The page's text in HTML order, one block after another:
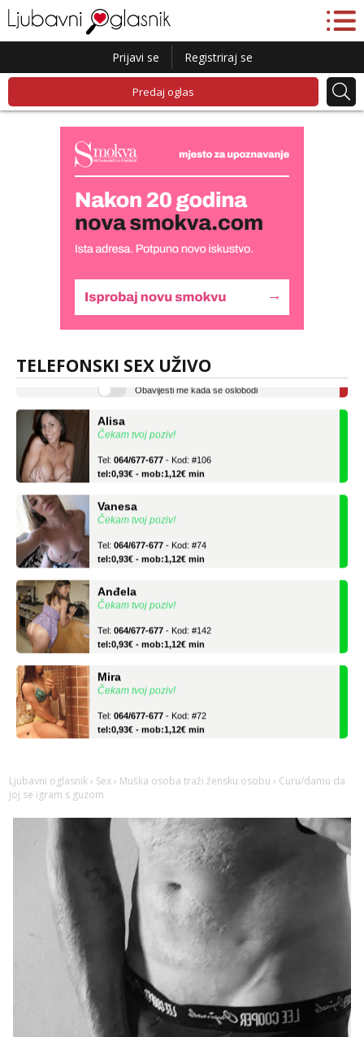
Prijavi se Registriraj se
Predaj oglas
TELEFONSKI SEX UŽIVO
tel:0,93€ - mob:1,12€ min
Čekam tvoj poziv!
tel:0,93€ - mob:1,12€ min
Čekam tvoj poziv!
tel:0,93€ - mob:1,12€ min
Čekam tvoj poziv!
tel:0,93€ - mob:1,12€ min
Čekam tvoj poziv!
tel:0,93€ - mob:1,12€ min
Tel: 064/677-677- Kod: #119
tel:0,93€ - mob:1,12€ min
Alisa
Čekam tvoj poziv!
064/677-677
- Kod: #106
tel:0,93€ - mob:1,12€ min
Vanesa
Čekam tvoj poziv!
064/677-677
tel:0,93€ - mob:1,12€ min
Anđela
Čekam tvoj poziv!
Ljubavni oglasnik › Sex › Muška osoba traži žensku osobu › Curu/damu da
joj se igram s guzom